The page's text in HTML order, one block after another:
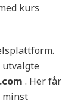
kurs
utvalgte
. Her får
minst